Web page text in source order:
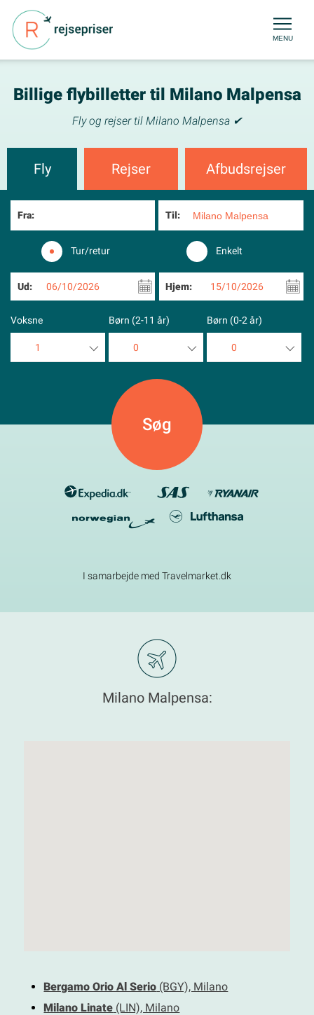
MENU
Billige flybilletter til Milano Malpensa
Fly og rejser til Milano Malpensa ✔
Fly Rejser Afbudsrejser
Fra: Til:
Tur/retur Enkelt
Ud: 06/10/2026 Hjem: 15/10/2026
Voksne
1
Børn (2-11 år)
0
5
Børn (0-2 år)
0
I samarbejde med Travelmarket.dk
Milano Malpensa:
Bergamo Orio Al Serio (BGY), Milano
Milano Linate (LIN), Milano